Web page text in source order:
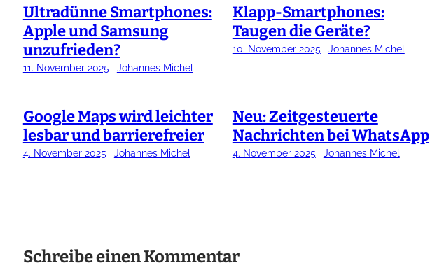
Ultradünne Smartphones:
Apple und Samsung
unzufrieden?
11. November 2025 Johannes Michel
Klapp-Smartphones:
Taugen die Geräte?
10. November 2025 Johannes Michel
Google Maps wird leichter
lesbar und barrierefreier
4. November 2025 Johannes Michel
Neu: Zeitgesteuerte
Nachrichten bei WhatsApp
4. November 2025 Johannes Michel
Schreibe einen Kommentar